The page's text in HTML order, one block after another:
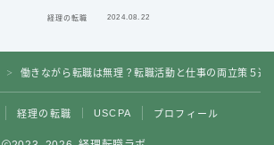
経理の転職 2024.08.22
＞ 働きながら転職は無理？転職活動と仕事の両立策５選
経理の転職 USCPA プロフィール